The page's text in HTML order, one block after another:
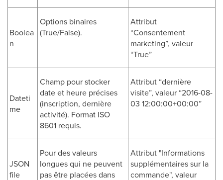
Boolea
n
Options binaires
(True/False).
Attribut
“Consentement
marketing”, valeur
“True”
Dateti
me
Champ pour stocker
date et heure précises
(inscription, dernière
activité). Format ISO
8601 requis.
Attribut “dernière
visite”, valeur “2016-08-
03 12:00:00+00:00”
JSON
file
Pour des valeurs
longues qui ne peuvent
pas être placées dans
Attribut "Informations
supplémentaires sur la
commande", valeur